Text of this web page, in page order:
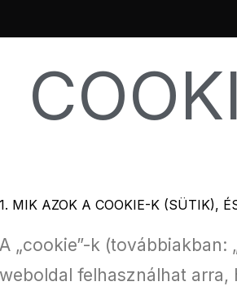
1. MIK AZOK A COOKIE-K (SÜTIK),
A „cookie”-k (továbbiakban:
weboldal felhasználhat